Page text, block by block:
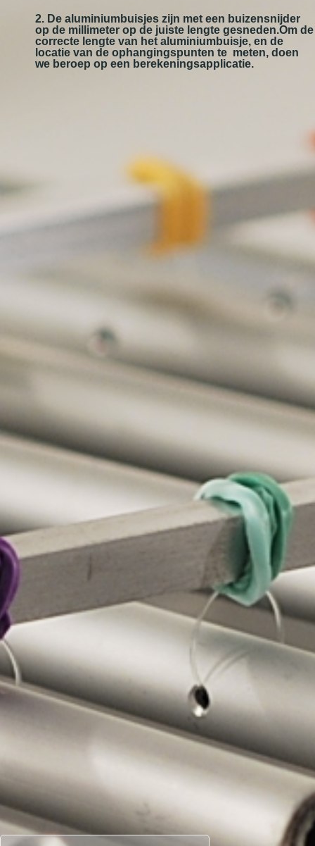
2. De aluminiumbuisjes zijn met een buizensnijder
op de millimeter op de juiste lengte gesneden.Om de
correcte lengte van het aluminiumbuisje, en de
locatie van de ophangingspunten te meten, doen
we beroep op een berekeningsapplicatie.